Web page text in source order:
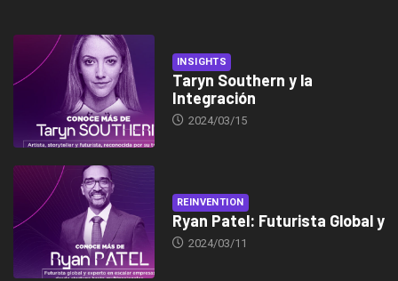
INSIGHTS
Taryn Southern y la
Integración
2024/03/15
REINVENTION
Ryan Patel: Futurista Global y
2024/03/11